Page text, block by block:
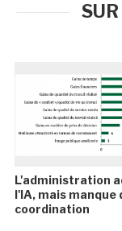
L'administration
l'IA, mais manque
coordination